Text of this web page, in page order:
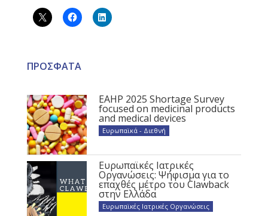
ΠΡΟΣΦΑΤΑ
EAHP 2025 Shortage Survey
focused on medicinal products
and medical devices
Ευρωπαϊκά - Διεθνή
Ευρωπαϊκές Ιατρικές
Οργανώσεις: Ψήφισμα για το
επαχθές μέτρο του Clawback
στην Ελλάδα
Ευρωπαϊκές Ιατρικές Οργανώσεις